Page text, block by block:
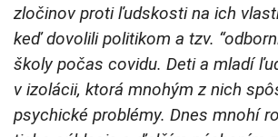
zločinov proti ľudskosti na ich
keď dovolili politikom a tzv.
školy počas covidu. Deti a mladí
v izolácii, ktorá mnohým z nich
psychické problémy. Dnes mnohí